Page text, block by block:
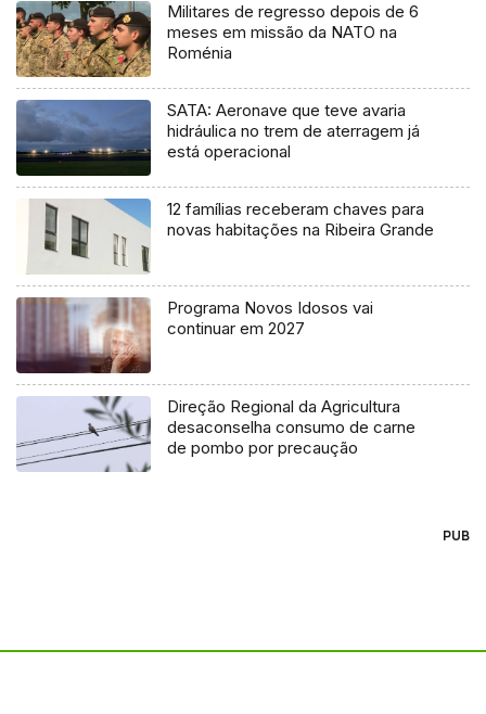
Militares de regresso depois de 6
meses em missão da NATO na
Roménia
SATA: Aeronave que teve avaria
hidráulica no trem de aterragem já
está operacional
12 famílias receberam chaves para
novas habitações na Ribeira Grande
Programa Novos Idosos vai
continuar em 2027
Direção Regional da Agricultura
desaconselha consumo de carne
de pombo por precaução
PUB